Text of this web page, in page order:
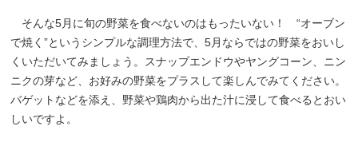
そんな5月に旬の野菜を食べないのはもったいない！ “オーブン
で焼く”というシンプルな調理方法で、5月ならではの野菜をおいし
くいただいてみましょう。スナップエンドウやヤングコーン、ニン
ニクの芽など、お好みの野菜をプラスして楽しんでみてください。
バゲットなどを添え、野菜や鶏肉から出た汁に浸して食べるとおい
しいですよ。